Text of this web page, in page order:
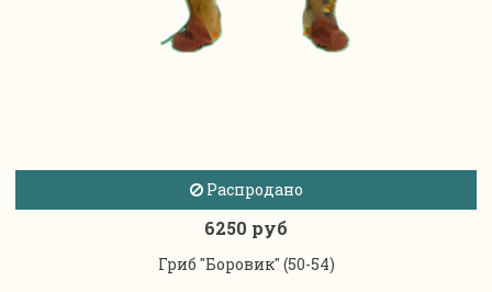
Распродано
6250 руб
Гриб "Боровик" (50-54)